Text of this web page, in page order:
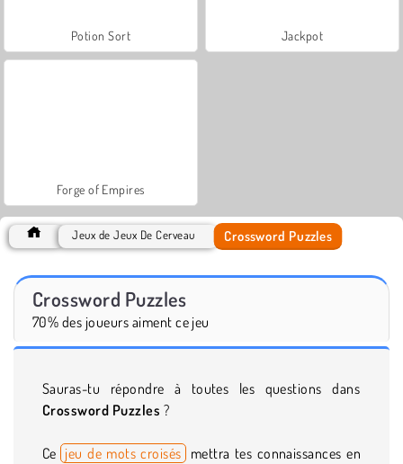
Potion Sort Jackpot
Forge of Empires
Jeux de Jeux De Cerveau Crossword Puzzles
Crossword Puzzles
70% des joueurs aiment ce jeu
Sauras-tu répondre à toutes les questions dans
Crossword Puzzles ?
Ce jeu de mots croisés mettra tes connaissances en